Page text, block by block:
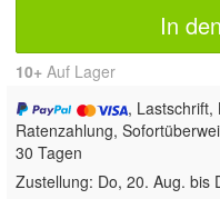
In
10+ Auf Lager
, Lastschrift,
Ratenzahlung,
30 Tagen
Zustellung: Do, 20. Aug. bis